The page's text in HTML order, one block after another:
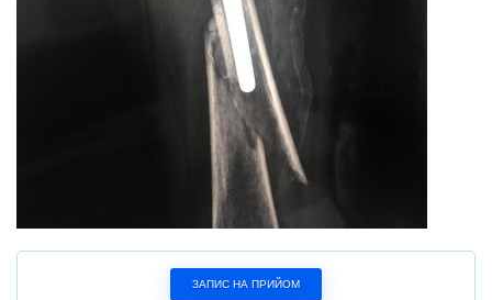
ЗАПИС НА ПРИЙОМ